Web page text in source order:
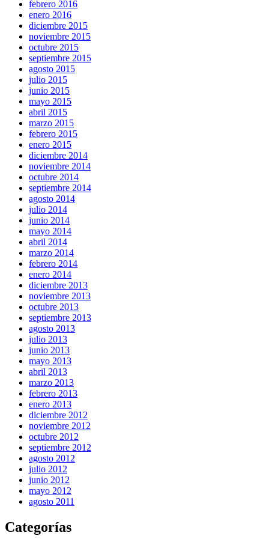
febrero 2016
enero 2016
diciembre 2015
noviembre 2015
octubre 2015
septiembre 2015
agosto 2015
julio 2015
junio 2015
mayo 2015
abril 2015
marzo 2015
febrero 2015
enero 2015
diciembre 2014
noviembre 2014
octubre 2014
septiembre 2014
agosto 2014
julio 2014
junio 2014
mayo 2014
abril 2014
marzo 2014
febrero 2014
enero 2014
diciembre 2013
noviembre 2013
octubre 2013
septiembre 2013
agosto 2013
julio 2013
junio 2013
mayo 2013
abril 2013
marzo 2013
febrero 2013
enero 2013
diciembre 2012
noviembre 2012
octubre 2012
septiembre 2012
agosto 2012
julio 2012
junio 2012
mayo 2012
agosto 2011
Categorías